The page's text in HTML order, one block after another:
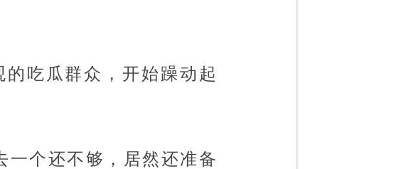
吃瓜群众，开始躁动起
一个还不够，居然还准备